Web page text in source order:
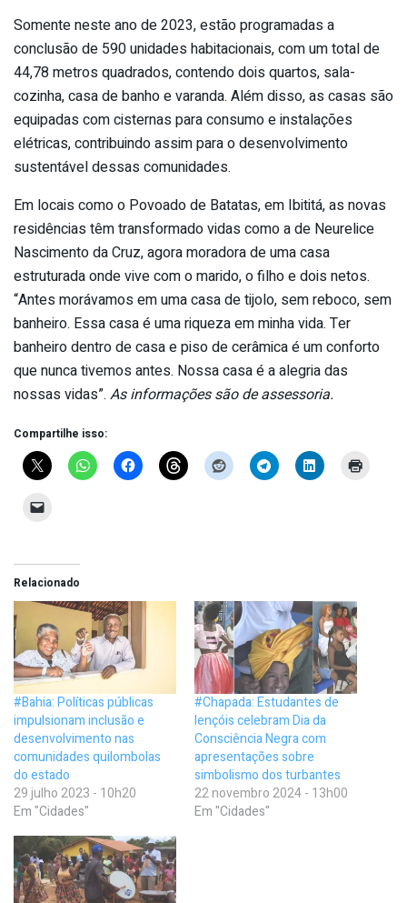
Somente neste ano de 2023, estão programadas a
conclusão de 590 unidades habitacionais, com um total de
44,78 metros quadrados, contendo dois quartos, sala-
cozinha, casa de banho e varanda. Além disso, as casas são
equipadas com cisternas para consumo e instalações
elétricas, contribuindo assim para o desenvolvimento
sustentável dessas comunidades.
Em locais como o Povoado de Batatas, em Ibititá, as novas
residências têm transformado vidas como a de Neurelice
Nascimento da Cruz, agora moradora de uma casa
estruturada onde vive com o marido, o filho e dois netos.
“Antes morávamos em uma casa de tijolo, sem reboco, sem
banheiro. Essa casa é uma riqueza em minha vida. Ter
banheiro dentro de casa e piso de cerâmica é um conforto
que nunca tivemos antes. Nossa casa é a alegria das
nossas vidas”. As informações são de assessoria.
Compartilhe isso:
Relacionado
#Bahia: Políticas públicas
impulsionam inclusão e
desenvolvimento nas
comunidades quilombolas
do estado
29 julho 2023 - 10h20
Em "Cidades"
#Chapada: Estudantes de
lençóis celebram Dia da
Consciência Negra com
apresentações sobre
simbolismo dos turbantes
22 novembro 2024 - 13h00
Em "Cidades"